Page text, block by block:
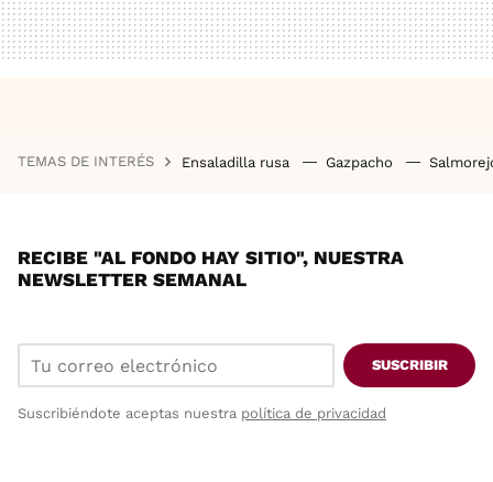
TEMAS DE INTERÉS Ensaladilla rusa Gazpacho
RECIBE "AL FONDO HAY SITIO", NUESTRA
NEWSLETTER SEMANAL
SUSCRIBIR
Suscribiéndote aceptas nuestra política de privacidad